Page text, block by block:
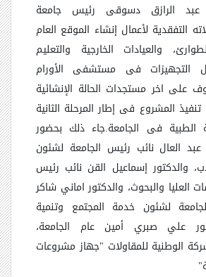
عبد الرازق دسوقى رئيس جامعة
التفقدية لأعمال إنشاء الموقع العام
والعيادات الخارجية والتعليم
التجهيزات فى مستشفى الأورام
على اخر مستجدات الحالة الإنشائية
المشروع فى إطار المرحلة الثانية
الطبية فى الجامعة.جاء ذلك بحضور
عبد العال نائب رئيس الجامعة لشئون
والدكتور إسماعيل القن نائب رئيس
العليا والبحوث، والدكتور اماني شاكر
لشئون خدمة المجتمع وتنمية
علي صبري أمين عام الجامعة،
الوطنية للمقاولات "جهاز مشروعات
"